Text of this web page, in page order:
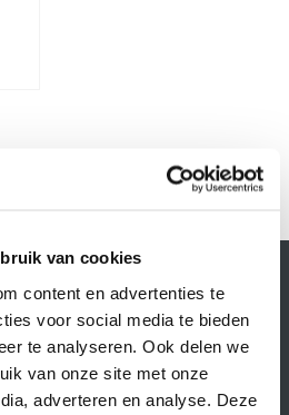
van cookies
content en advertenties te
voor social media te bieden
te analyseren. Ook delen we
van onze site met onze
adverteren en analyse. Deze
1